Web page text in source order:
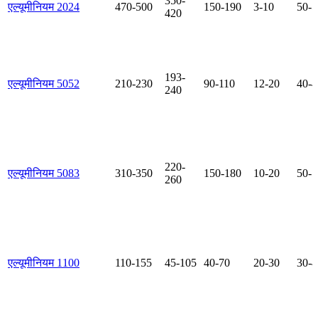
एल्यूमीनियम 2024 470-500
420
150-190 3-10 50-
एल्यूमीनियम 5052 210-230
193-
240
90-110 12-20 40-
एल्यूमीनियम 5083 310-350
220-
260
150-180 10-20 50-
एल्यूमीनियम 1100 110-155 45-105 40-70 20-30 30-